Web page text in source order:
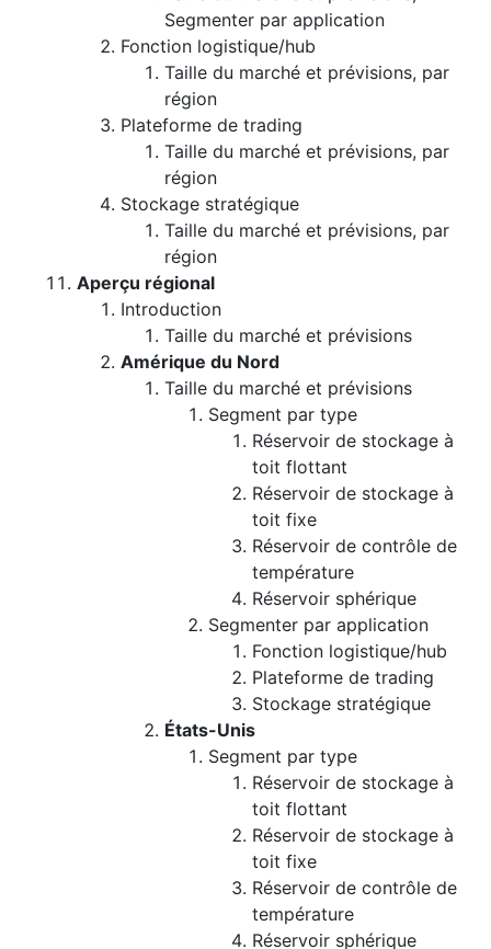
Segmenter par application
Fonction logistique/hub
Taille du marché et prévisions, par
région
Plateforme de trading
Taille du marché et prévisions, par
région
Stockage stratégique
Taille du marché et prévisions, par
région
Aperçu régional
Introduction
Taille du marché et prévisions
Amérique du Nord
Taille du marché et prévisions
Segment par type
Réservoir de stockage à
toit flottant
Réservoir de stockage à
toit fixe
Réservoir de contrôle de
température
Réservoir sphérique
Segmenter par application
Fonction logistique/hub
Plateforme de trading
Stockage stratégique
États-Unis
Segment par type
Réservoir de stockage à
toit flottant
Réservoir de stockage à
toit fixe
Réservoir de contrôle de
température
Réservoir sphérique